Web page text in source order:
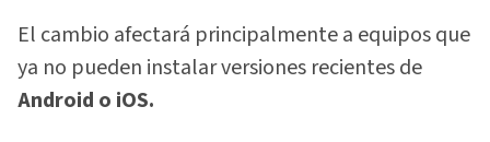
El cambio afectará principalmente a equipos que
ya no pueden instalar versiones recientes de
Android o iOS.